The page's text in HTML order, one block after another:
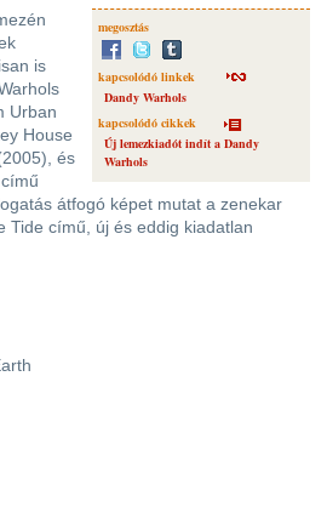
megosztás
kapcsolódó linkek
Dandy Warhols
kapcsolódó cikkek
Új lemezkiadót indít a Dandy
Warhols
is
Urban
House
és
átfogó képet mutat a zenekar
Tide című, új és eddig kiadatlan